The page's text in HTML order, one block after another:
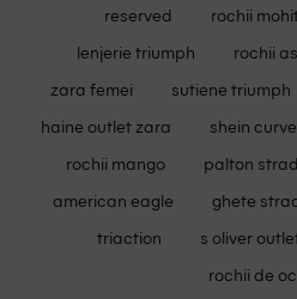
reserved
rochii
lenjerie triumph
rochii
zara femei
sutiene triumph
haine outlet zara
shein curve
rochii mango
palton
american eagle
ghete
triaction
s oliver
rochii de